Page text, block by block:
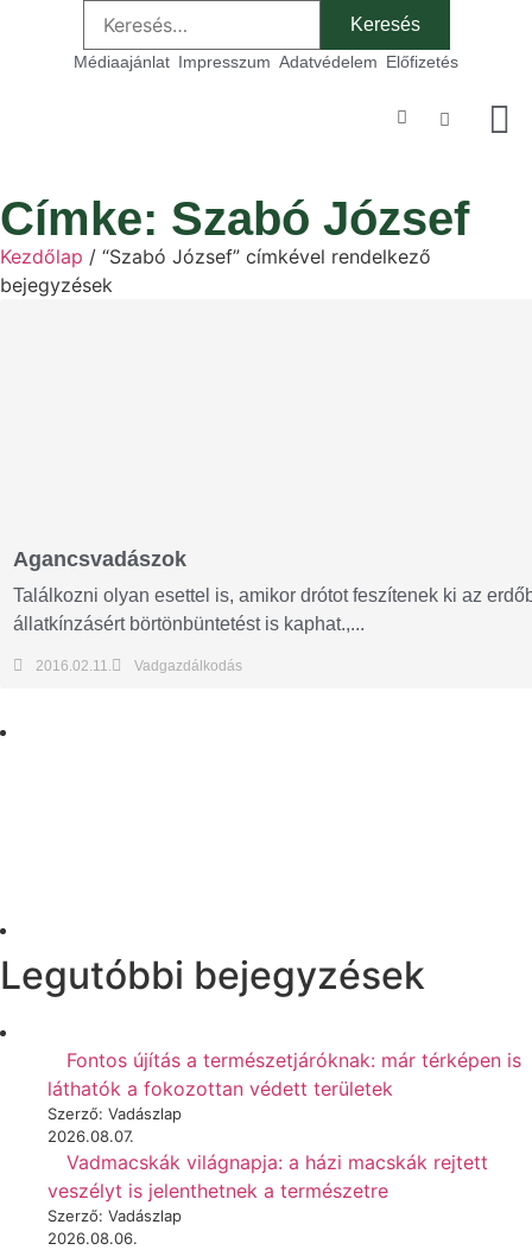
Médiaajánlat Impresszum Adatvédelem Előfizetés
Címke: Szabó József
Kezdőlap / “Szabó József” címkével rendelkező
bejegyzések
Agancsvadászok
Találkozni olyan esettel is, amikor drótot feszítenek ki az
állatkínzásért börtönbüntetést is kaphat.,...
2016.02.11. Vadgazdálkodás
Legutóbbi bejegyzések
Fontos újítás a természetjáróknak: már térképen is
láthatók a fokozottan védett területek
Szerző: Vadászlap
2026.08.07.
Vadmacskák világnapja: a házi macskák rejtett
veszélyt is jelenthetnek a természetre
Szerző: Vadászlap
2026.08.06.